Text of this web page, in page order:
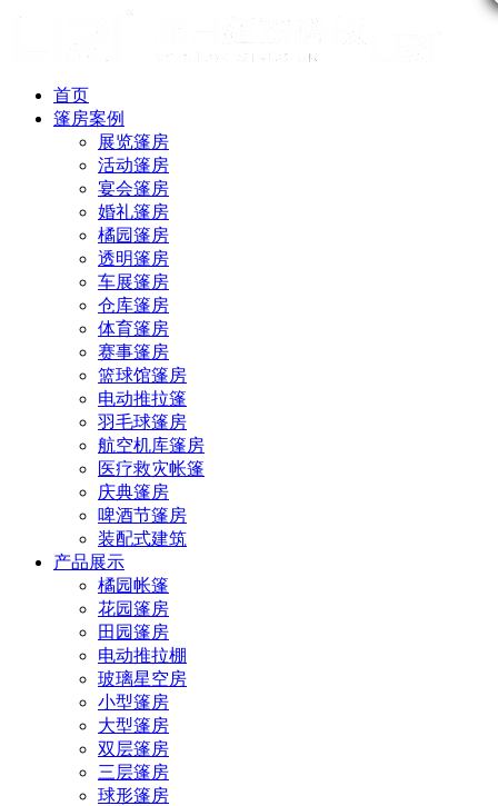
首页
篷房案例
展览篷房
活动篷房
宴会篷房
婚礼篷房
橘园篷房
透明篷房
车展篷房
仓库篷房
体育篷房
赛事篷房
篮球馆篷房
电动推拉篷
羽毛球篷房
航空机库篷房
医疗救灾帐篷
庆典篷房
啤酒节篷房
装配式建筑
产品展示
橘园帐篷
花园篷房
田园篷房
电动推拉棚
玻璃星空房
小型篷房
大型篷房
双层篷房
三层篷房
球形篷房